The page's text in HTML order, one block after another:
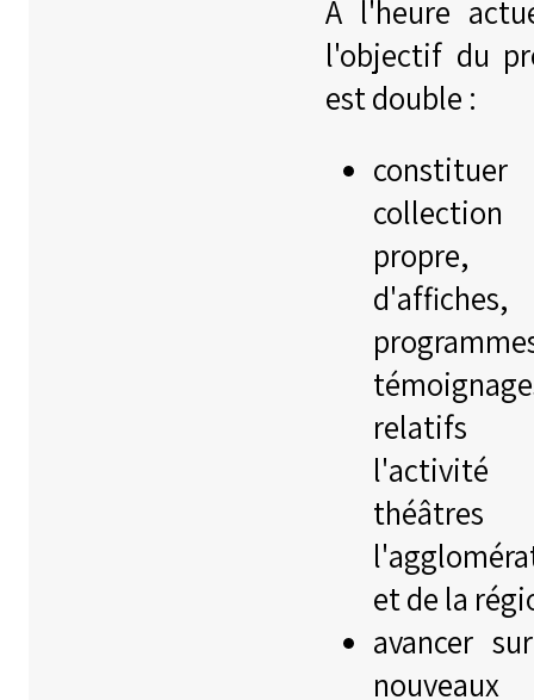
A l'heure
l'objectif du
est double :
constituer
collection
propre,
d'affiches,
l'activité
théâtres
et de la
avancer
nouveaux